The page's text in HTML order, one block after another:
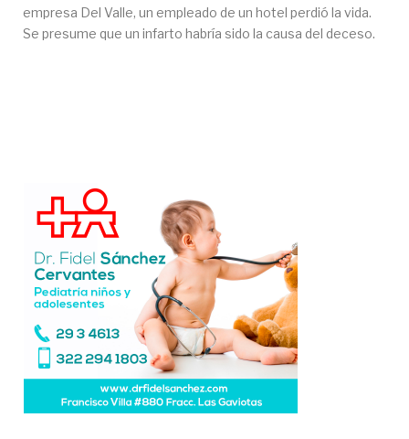
empresa Del Valle, un empleado de un hotel perdió la vida.
Se presume que un infarto habría sido la causa del deceso.